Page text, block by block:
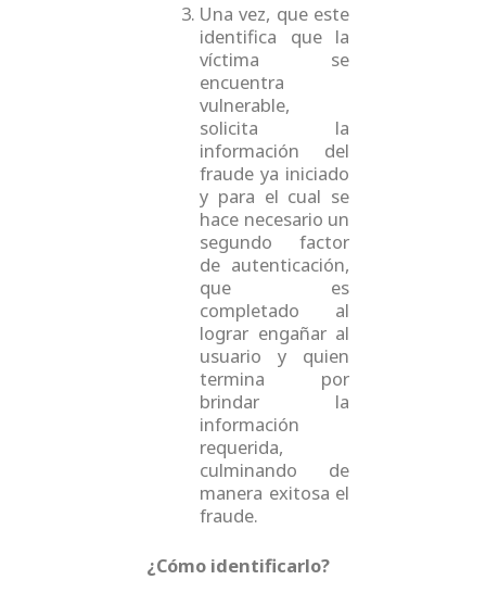
Una vez, que este
identifica que la
víctima se
encuentra
vulnerable,
solicita la
información del
fraude ya iniciado
y para el cual se
hace necesario un
segundo factor
de autenticación,
que es
completado al
lograr engañar al
usuario y quien
termina por
brindar la
información
requerida,
culminando de
manera exitosa el
fraude.
¿Cómo identificarlo?